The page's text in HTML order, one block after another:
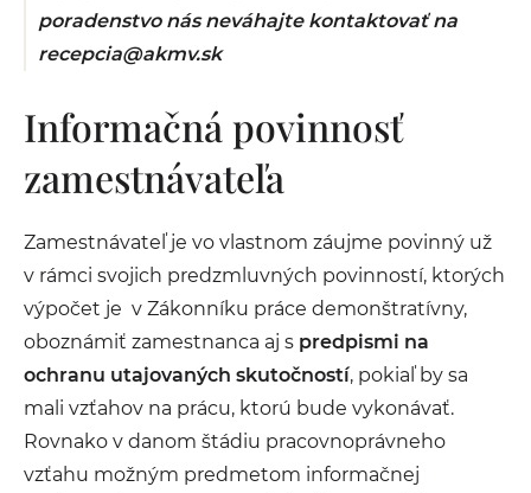
poradenstvo nás neváhajte kontaktovať na
recepcia@akmv.sk
Informačná povinnosť
zamestnávateľa
Zamestnávateľ je vo vlastnom záujme povinný už
v rámci svojich predzmluvných povinností, ktorých
výpočet je v Zákonníku práce demonštratívny,
oboznámiť zamestnanca aj s predpismi na
ochranu utajovaných skutočností, pokiaľ by sa
mali vzťahov na prácu, ktorú bude vykonávať.
Rovnako v danom štádiu pracovnoprávneho
vzťahu možným predmetom informačnej